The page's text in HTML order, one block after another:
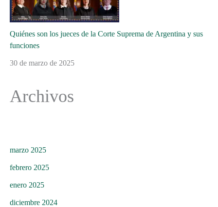
Quiénes son los jueces de la Corte Suprema de Argentina y sus
funciones
30 de marzo de 2025
Archivos
marzo 2025
febrero 2025
enero 2025
diciembre 2024